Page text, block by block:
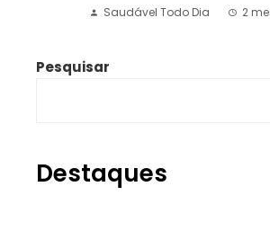
Saudável Todo Dia 2
Pesquisar
Destaques